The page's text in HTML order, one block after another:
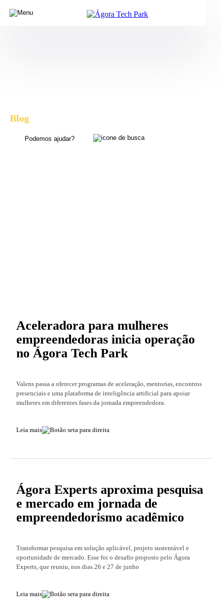
Blog
Aceleradora para mulheres
empreendedoras inicia operação
no Ágora Tech Park
Valens passa a oferecer programas de aceleração, mentorias, encontros
presenciais e uma plataforma de inteligência artificial para apoiar
mulheres em diferentes fases da jornada empreendedora.
Leia mais
Ágora Experts aproxima pesquisa
e mercado em jornada de
empreendedorismo acadêmico
Transformar pesquisa em solução aplicável, projeto sustentável e
oportunidade de mercado. Esse foi o desafio proposto pelo Ágora
Experts, que reuniu, nos dias 26 e 27 de junho
Leia mais